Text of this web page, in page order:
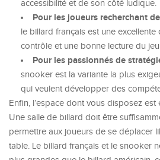
accessibilité et de son côté ludique.
Pour les joueurs recherchant
le billard français est une
contrôle et une bonne lecture du
Pour les passionnés de
snooker est la variante la plus
qui veulent développer des
Enfin, l’espace dont vous disposez est
Une salle de billard doit être
permettre aux joueurs de se déplacer
table. Le billard français et le snooker